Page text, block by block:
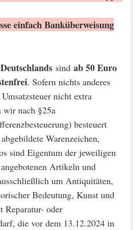
einfach Banküberweisung
sind ab 50 Euro
. Sofern nichts anderes
nicht extra
wir nach §25a
besteuert
Warenzeichen,
sind Eigentum der jeweiligen
Artikeln und
um Antiquitäten,
Bedeutung, Kunst und
Reparatur- oder
die vor dem 13.12.2024 in